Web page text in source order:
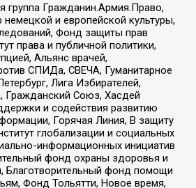
группа Гражданин.Армия.Право,
и европейской культуры,
Фонд защиты прав
права и публичной политики,
Альянс врачей,
СПИДа, СВЕЧА, Гуманитарное
Лига Избирателей,
Гражданский Союз, Хасдей
и содействия развитию
Горячая Линия, В защиту
глобализации и социальных
информационных инициатив
фонд охраны здоровья и
Благотворительный фонд помощи
Фонд Тольятти, Новое время,